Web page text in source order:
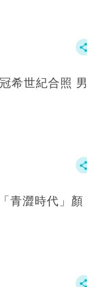
希世紀合照 男
青澀時代」顏